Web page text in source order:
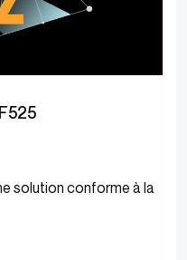
solution conforme à la